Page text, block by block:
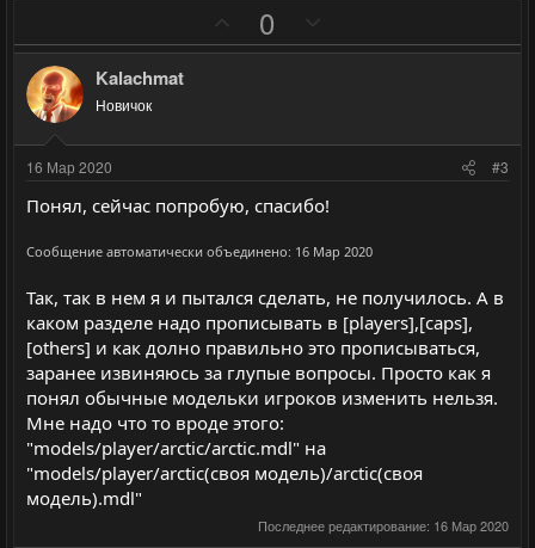
о
т
в
н
ы
г
о
л
о
с
0
е
т
ы
г
о
л
о
Kalachmat
Новичок
16 Мар 2020 #3
Понял, сейчас попробую, спасибо!
Сообщение автоматически объединено: 16 Мар 2020
Так, так в нем я и пытался сделать, не получилось. А в
каком разделе надо прописывать в [players],[caps],
[others] и как долно правильно это прописываться,
заранее извиняюсь за глупые вопросы. Просто как я
понял обычные модельки игроков изменить нельзя.
Мне надо что то вроде этого:
"models/player/arctic/arctic.mdl" на
"models/player/arctic(своя модель)/arctic(своя
модель).mdl"
Последнее редактирование: 16 Мар 2020